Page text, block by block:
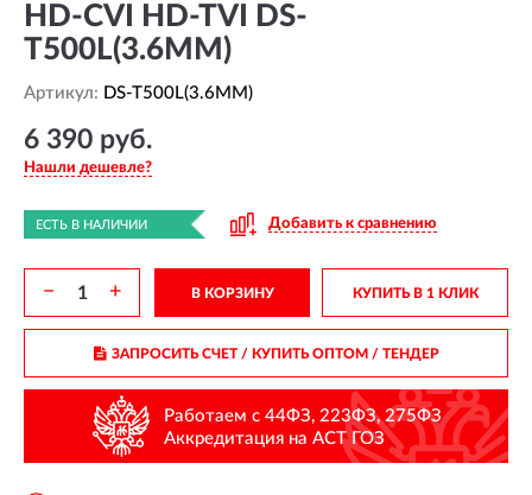
HD-CVI HD-TVI DS-
T500L(3.6MM)
Артикул: DS-T500L(3.6MM)
6 390 руб.
Нашли дешевле?
ЕСТЬ В НАЛИЧИИ Добавить к сравнению
− + В КОРЗИНУ КУПИТЬ В 1 КЛИК
ЗАПРОСИТЬ СЧЕТ / КУПИТЬ ОПТОМ/ ТЕНДЕР
Работаем с 44ФЗ, 223ФЗ, 275ФЗ
Аккредитация на АСТ ГОЗ